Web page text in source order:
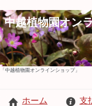
中越植物園オン
「中越植物園オンラインショップ」
ホーム 支